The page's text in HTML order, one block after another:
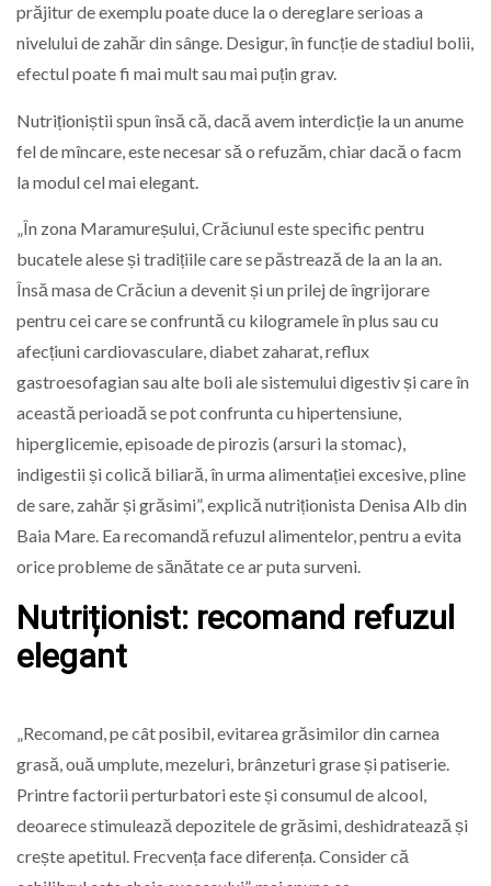
prăjitur de exemplu poate duce la o dereglare serioas a
nivelului de zahăr din sânge. Desigur, în funcție de stadiul bolii,
efectul poate fi mai mult sau mai puțin grav.
Nutriționiștii spun însă că, dacă avem interdicție la un anume
fel de mîncare, este necesar să o refuzăm, chiar dacă o facm
la modul cel mai elegant.
„În zona Maramureșului, Crăciunul este specific pentru
bucatele alese și tradițiile care se păstrează de la an la an.
Însă masa de Crăciun a devenit și un prilej de îngrijorare
pentru cei care se confruntă cu kilogramele în plus sau cu
afecțiuni cardiovasculare, diabet zaharat, reflux
gastroesofagian sau alte boli ale sistemului digestiv și care în
această perioadă se pot confrunta cu hipertensiune,
hiperglicemie, episoade de pirozis (arsuri la stomac),
indigestii și colică biliară, în urma alimentației excesive, pline
de sare, zahăr și grăsimi”, explică nutriționista Denisa Alb din
Baia Mare. Ea recomandă refuzul alimentelor, pentru a evita
orice probleme de sănătate ce ar puta surveni.
Nutriționist: recomand refuzul
elegant
„Recomand, pe cât posibil, evitarea grăsimilor din carnea
grasă, ouă umplute, mezeluri, brânzeturi grase și patiserie.
Printre factorii perturbatori este și consumul de alcool,
deoarece stimulează depozitele de grăsimi, deshidratează și
crește apetitul. Frecvența face diferența. Consider că